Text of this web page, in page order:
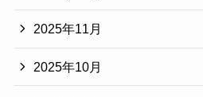
2025年11月
2025年10月